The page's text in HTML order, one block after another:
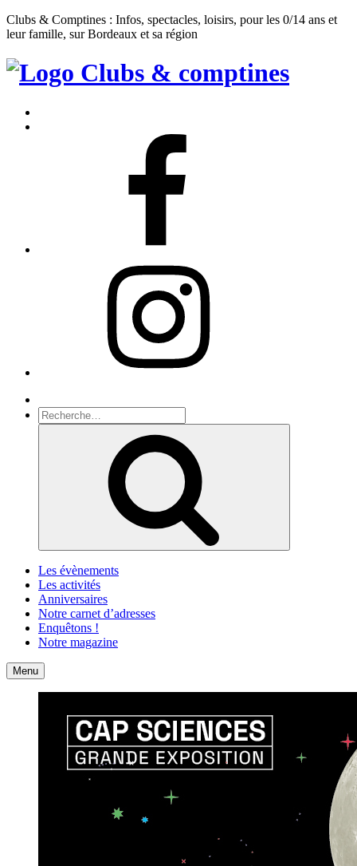
Clubs & Comptines : Infos, spectacles, loisirs, pour les 0/14 ans et
leur famille, sur Bordeaux et sa région
Clubs
Comptines
Recherche
pour
Les évènements
Les activités
Anniversaires
Notre carnet d’adresses
Enquêtons !
Notre magazine
Accueil
Menu Contact